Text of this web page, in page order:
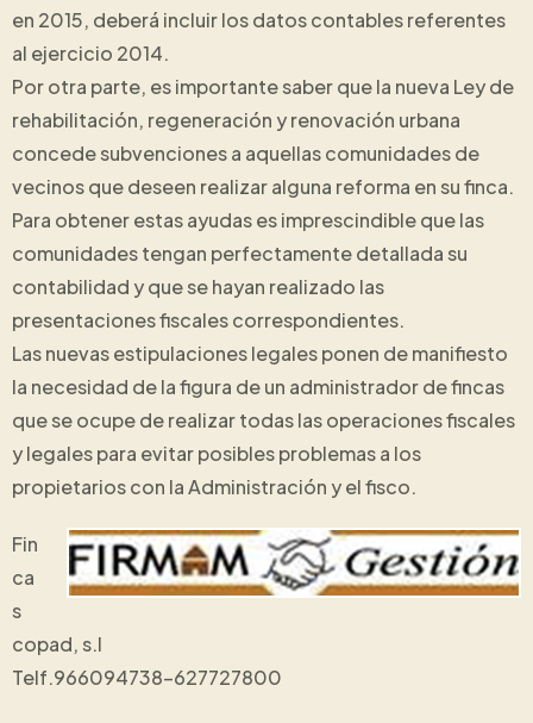
en 2015, deberá incluir los datos contables referentes
al ejercicio 2014.
Por otra parte, es importante saber que la nueva Ley de
rehabilitación, regeneración y renovación urbana
concede subvenciones a aquellas comunidades de
vecinos que deseen realizar alguna reforma en su finca.
Para obtener estas ayudas es imprescindible que las
comunidades tengan perfectamente detallada su
contabilidad y que se hayan realizado las
presentaciones fiscales correspondientes.
Las nuevas estipulaciones legales ponen de manifiesto
la necesidad de la figura de un administrador de fincas
que se ocupe de realizar todas las operaciones fiscales
y legales para evitar posibles problemas a los
propietarios con la Administración y el fisco.
Fin
ca
s
copad, s.l
Telf.966094738-627727800